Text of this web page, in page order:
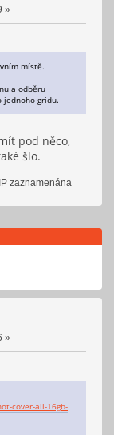
»
místě.
a odběru
jednoho gridu.
pod něco,
šlo.
IP zaznamenána
»
cover-all-16gb-